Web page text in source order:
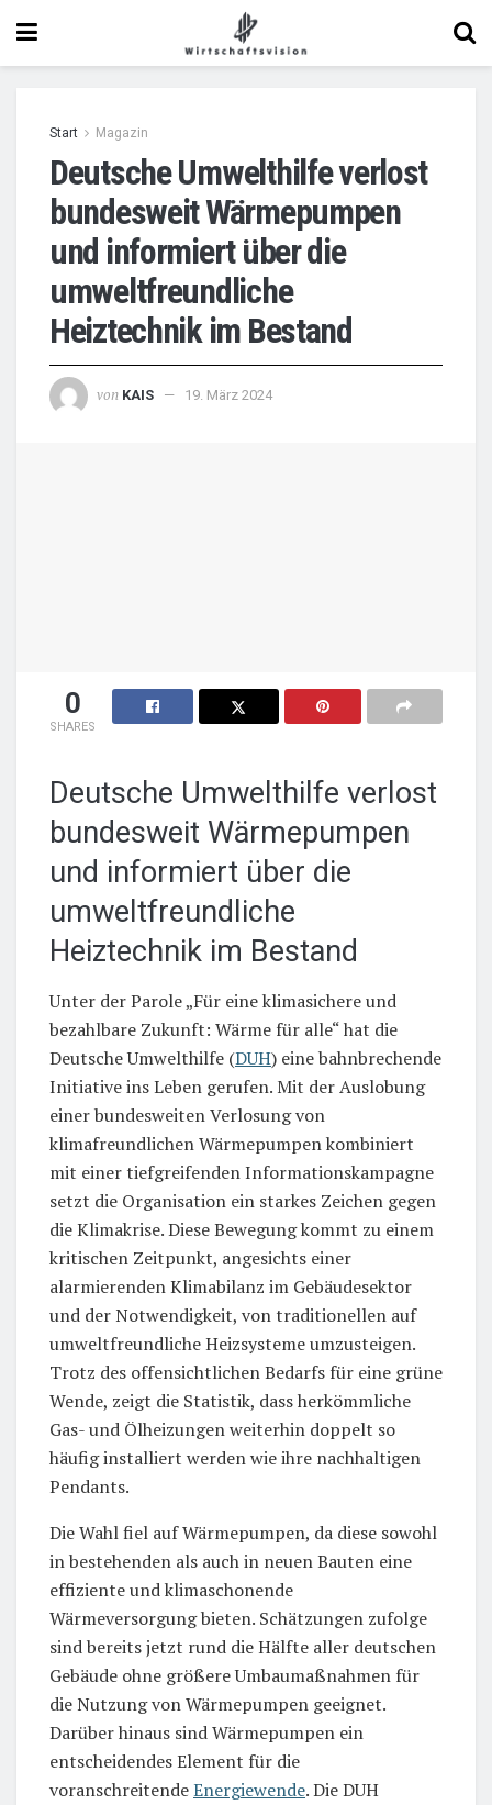
Start Magazin
Deutsche Umwelthilfe verlost
bundesweit Wärmepumpen
und informiert über die
umweltfreundliche
Heiztechnik im Bestand
von KAIS 19. März 2024
0
SHARES
Deutsche Umwelthilfe verlost
bundesweit Wärmepumpen
und informiert über die
umweltfreundliche
Heiztechnik im Bestand
Unter der Parole „Für eine klimasichere und
bezahlbare Zukunft: Wärme für alle“ hat die
Deutsche Umwelthilfe (DUH) eine bahnbrechende
Initiative ins Leben gerufen. Mit der Auslobung
einer bundesweiten Verlosung von
klimafreundlichen Wärmepumpen kombiniert
mit einer tiefgreifenden Informationskampagne
setzt die Organisation ein starkes Zeichen gegen
die Klimakrise. Diese Bewegung kommt zu einem
kritischen Zeitpunkt, angesichts einer
alarmierenden Klimabilanz im Gebäudesektor
und der Notwendigkeit, von traditionellen auf
umweltfreundliche Heizsysteme umzusteigen.
Trotz des offensichtlichen Bedarfs für eine grüne
Wende, zeigt die Statistik, dass herkömmliche
Gas- und Ölheizungen weiterhin doppelt so
häufig installiert werden wie ihre nachhaltigen
Pendants.
Die Wahl fiel auf Wärmepumpen, da diese sowohl
in bestehenden als auch in neuen Bauten eine
effiziente und klimaschonende
Wärmeversorgung bieten. Schätzungen zufolge
sind bereits jetzt rund die Hälfte aller deutschen
Gebäude ohne größere Umbaumaßnahmen für
die Nutzung von Wärmepumpen geeignet.
Darüber hinaus sind Wärmepumpen ein
entscheidendes Element für die
voranschreitendeEnergiewende. Die DUH